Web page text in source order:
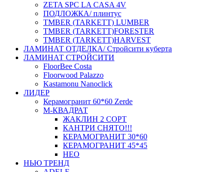
ZETA SPC LA CASA 4V
ПОДЛОЖКА/ плинтус
ТMBER (TARKETT) LUMBER
ТMBER (TARKETT)FORESTER
ТMBER (TARKETT)HARVEST
ЛАМИНАТ ОТДЕЛКА/ Стройсити куберта
ЛАМИНАТ СТРОЙСИТИ
FloorBee Costa
Floorwood Palazzo
Kastamonu Nanoclick
ЛИДЕР
Керамогранит 60*60 Zerde
М-КВАДРАТ
ЖАКЛИН 2 СОРТ
КАНТРИ СНЯТО!!!
КЕРАМОГРАНИТ 30*60
КЕРАМОГРАНИТ 45*45
НЕО
НЬЮ ТРЕНД